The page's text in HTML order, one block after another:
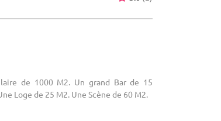
de 1000 M2. Un grand Bar de 15
Loge de 25 M2. Une Scène de 60 M2.